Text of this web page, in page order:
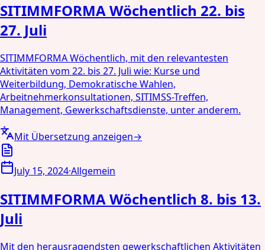
SITIMMFORMA Wöchentlich 22. bis
27. Juli
SITIMMFORMA Wöchentlich, mit den relevantesten
Aktivitäten vom 22. bis 27. Juli wie: Kurse und
Weiterbildung, Demokratische Wahlen,
Arbeitnehmerkonsultationen, SITIMSS-Treffen,
Management, Gewerkschaftsdienste, unter anderem.
Mit Übersetzung anzeigen→
July 15, 2024·Allgemein
SITIMMFORMA Wöchentlich 8. bis 13.
Juli
Mit den herausragendsten gewerkschaftlichen Aktivitäten